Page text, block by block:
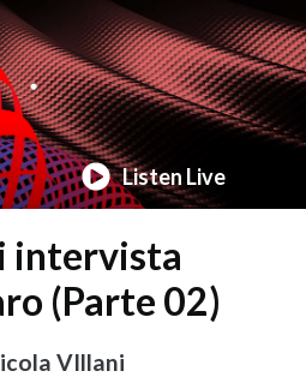
Listen Live
intervista
(Parte 02)
VIllani